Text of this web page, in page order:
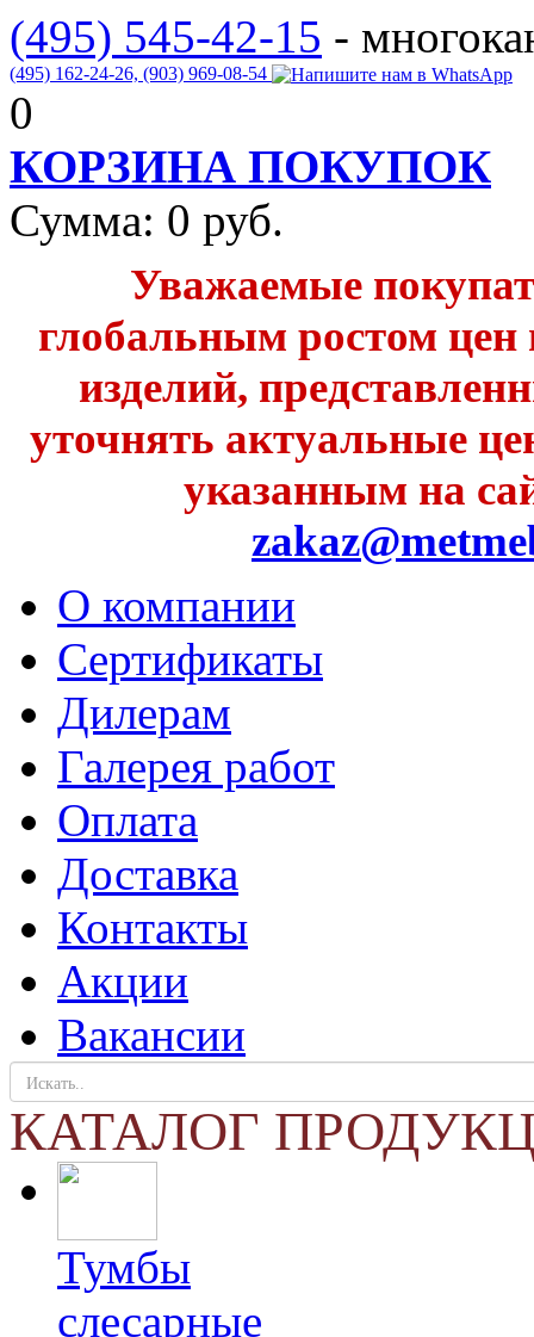
(495) 545-42-15 -
(495) 162-24-26, (903) 969-08-54
0
КОРЗИНА ПОКУПОК
Сумма: 0 руб.
Уважаемые
глобальным ростом
изделий,
уточнять актуальные
указанным на
О компании
Сертификаты
Дилерам
Галерея работ
Оплата
Доставка
Контакты
Акции
Вакансии
КАТАЛОГ
Тумбы
слесарные